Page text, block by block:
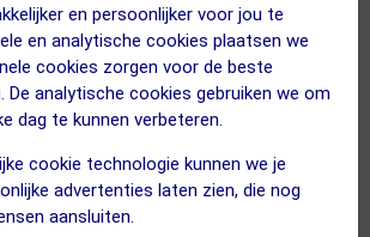
en persoonlijker voor jou te
en analytische cookies plaatsen we
cookies zorgen voor de beste
De analytische cookies gebruiken we om
dag te kunnen verbeteren.
cookie technologie kunnen we je
advertenties laten zien, die nog
aansluiten.